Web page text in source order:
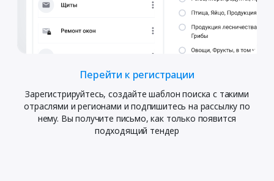
Перейти к регистрации
Зарегистрируйтесь, создайте шаблон поиска с такими
отраслями и регионами и подпишитесь на рассылку по
нему. Вы получите письмо, как только появится
подходящий тендер